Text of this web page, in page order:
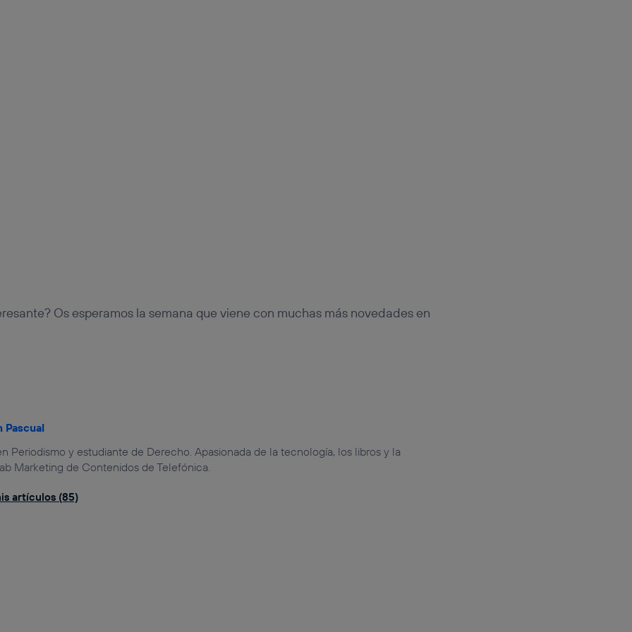
Os esperamos la semana que viene con muchas más novedades en
Pascual
Periodismo y estudiante de Derecho. Apasionada de la tecnología, los libros y la
Marketing de Contenidos de Telefónica.
artículos (85)